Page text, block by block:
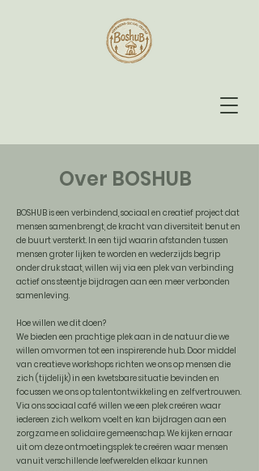
Over BOSHUB
BOSHUB is een verbindend, sociaal en creatief project dat
mensen samenbrengt, de kracht van diversiteit benut en
de buurt versterkt. In een tijd waarin afstanden tussen
mensen groter lijken te worden en wederzijds begrip
onder druk staat, willen wij via een plek van verbinding
actief ons steentje bijdragen aan een meer verbonden
samenleving.
Hoe willen we dit doen? ​
We bieden een prachtige plek aan in de natuur die we
willen omvormen tot een inspirerende hub. Door middel
van creatieve workshops richten we ons op mensen die
zich (tijdelijk) in een kwetsbare situatie bevinden en
focussen we ons op talentontwikkeling en zelfvertrouwen.
Via ons sociaal café willen we een plek creëren waar
iedereen zich welkom voelt en kan bijdragen aan een
zorgzame en solidaire gemeenschap.We kijken ernaar
uit om deze ontmoetingsplek te creëren waar mensen
vanuit verschillende leefwerelden elkaar kunnen